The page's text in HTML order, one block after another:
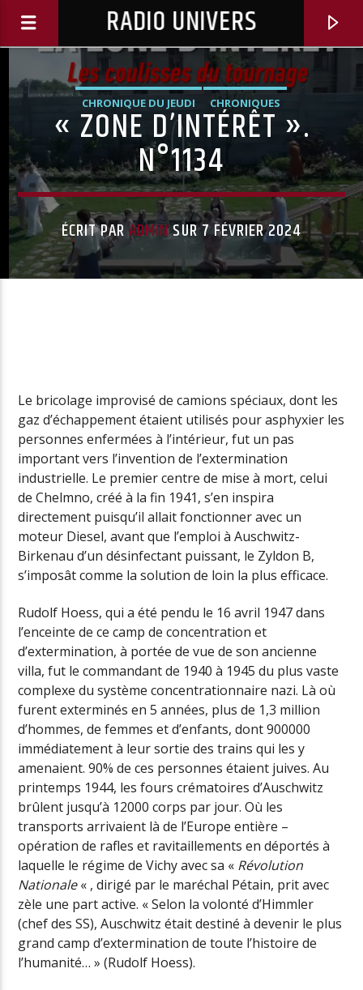
RADIO UNIVERS
Radio Univers
CHRONIQUE DU JEUDI CHRONIQUES
« ZONE D’INTÉRÊT ».
N°1134
ÉCRIT PARADMINSUR 7 FÉVRIER 2024
Le bricolage improvisé de camions spéciaux, dont les
gaz d’échappement étaient utilisés pour asphyxier les
personnes enfermées à l’intérieur, fut un pas
important vers l’invention de l’extermination
industrielle. Le premier centre de mise à mort, celui
de Chelmno, créé à la fin 1941, s’en inspira
directement puisqu’il allait fonctionner avec un
moteur Diesel, avant que l’emploi à Auschwitz-
Birkenau d’un désinfectant puissant, le Zyldon B,
s’imposât comme la solution de loin la plus efficace.
Rudolf Hoess, qui a été pendu le 16 avril 1947 dans
l’enceinte de ce camp de concentration et
d’extermination, à portée de vue de son ancienne
villa, fut le commandant de 1940 à 1945 du plus vaste
complexe du système concentrationnaire nazi. Là où
furent exterminés en 5 années, plus de 1,3 million
d’hommes, de femmes et d’enfants, dont 900000
immédiatement à leur sortie des trains qui les y
amenaient. 90% de ces personnes étaient juives. Au
printemps 1944, les fours crématoires d’Auschwitz
brûlent jusqu’à 12000 corps par jour. Où les
transports arrivaient là de l’Europe entière –
opération de rafles et ravitaillements en déportés à
laquelle le régime de Vichy avec sa « Révolution
Nationale« , dirigé par le maréchal Pétain, prit avec
zèle une part active. « Selon la volonté d’Himmler
(chef des SS), Auschwitz était destiné à devenir le plus
grand camp d’extermination de toute l’histoire de
l’humanité… » (Rudolf Hoess).